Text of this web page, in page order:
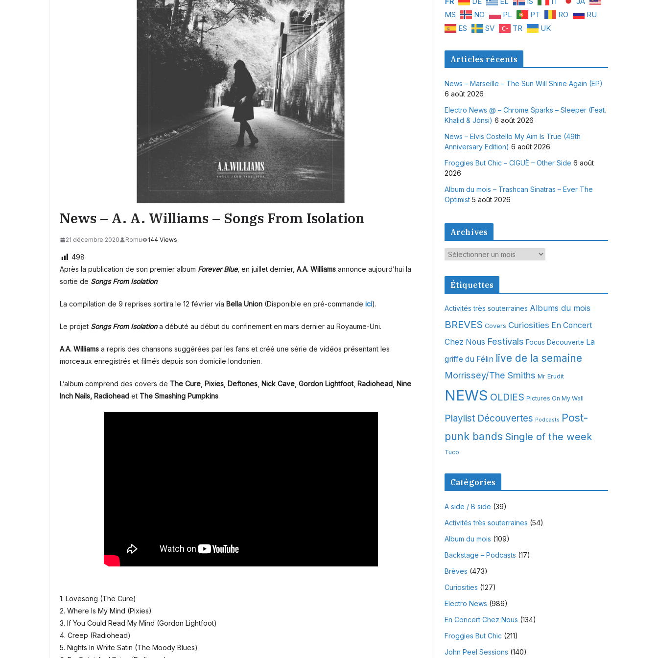
News – A. A. Williams – Songs From Isolation
21 décembre 2020 Romu 144 Views
498
Après la publication de son premier album Forever Blue, en juillet dernier, A.A. Williams annonce aujourd’hui la
sortie de Songs From Isolation.
La compilation de 9 reprises sortira le 12 février via Bella Union (Disponible en pré-commande ici).
Le projet Songs From Isolation a débuté au début du confinement en mars dernier au Royaume-Uni.
A.A. Williams a repris des chansons suggérées par les fans et créé une série de vidéos présentant les
morceaux enregistrés et filmés depuis son domicile londonien.
L’album comprend des covers de The Cure Pixies Deftones Nick Cave Gordon Lightfoot, Radiohead Nine
Inch Nails, Radiohead et The Smashing Pumpkins.
1. Lovesong (The Cure)
2. Where Is My Mind (Pixies)
3. If You Could Read My Mind (Gordon Lightfoot)
4. Creep (Radiohead)
5. Nights In White Satin (The Moody Blues)
MS
NO PL PT RO
RU
ES
SV TR UK
Articles récents
News – Marseille – The Sun Will Shine Again (EP)
6 août 2026
Electro News @ – Chrome Sparks – Sleeper (Feat.
Khalid & Jónsi) 6 août 2026
News – Elvis Costello My Aim Is True (49th
Anniversary Edition) 6 août 2026
Froggies But Chic – CIGUË – Other Side 6 août
2026
Album du mois – Trashcan Sinatras – Ever The
Optimist 5 août 2026
Archives
A
c
e
s
Étiquettes
Activités très souterraines Albums du mois
BREVES Covers Curiosities En Concert
Chez Nous Festivals Focus Découverte La
griffe du Félin live de la semaine
Morrissey/The Smiths Mr Erudit
NEWS OLDIES Pictures On My Wall
Playlist Découvertes Podcasts Post-
punk bands Single of the week
Tuco
Catégories
A side / B side (39)
Activités très souterraines (54)
Album du mois (109)
Backstage – Podcasts (17)
Brèves (473)
Curiosities (127)
Electro News (986)
En Concert Chez Nous (134)
Froggies But Chic (211)
John Peel Sessions (140)